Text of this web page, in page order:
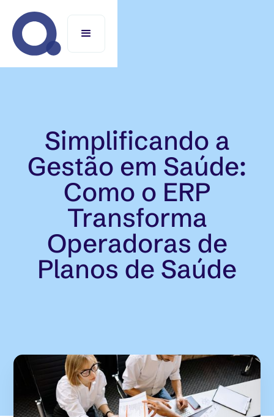
Simplificando a
Gestão em Saúde:
Como o ERP
Transforma
Operadoras de
Planos de Saúde